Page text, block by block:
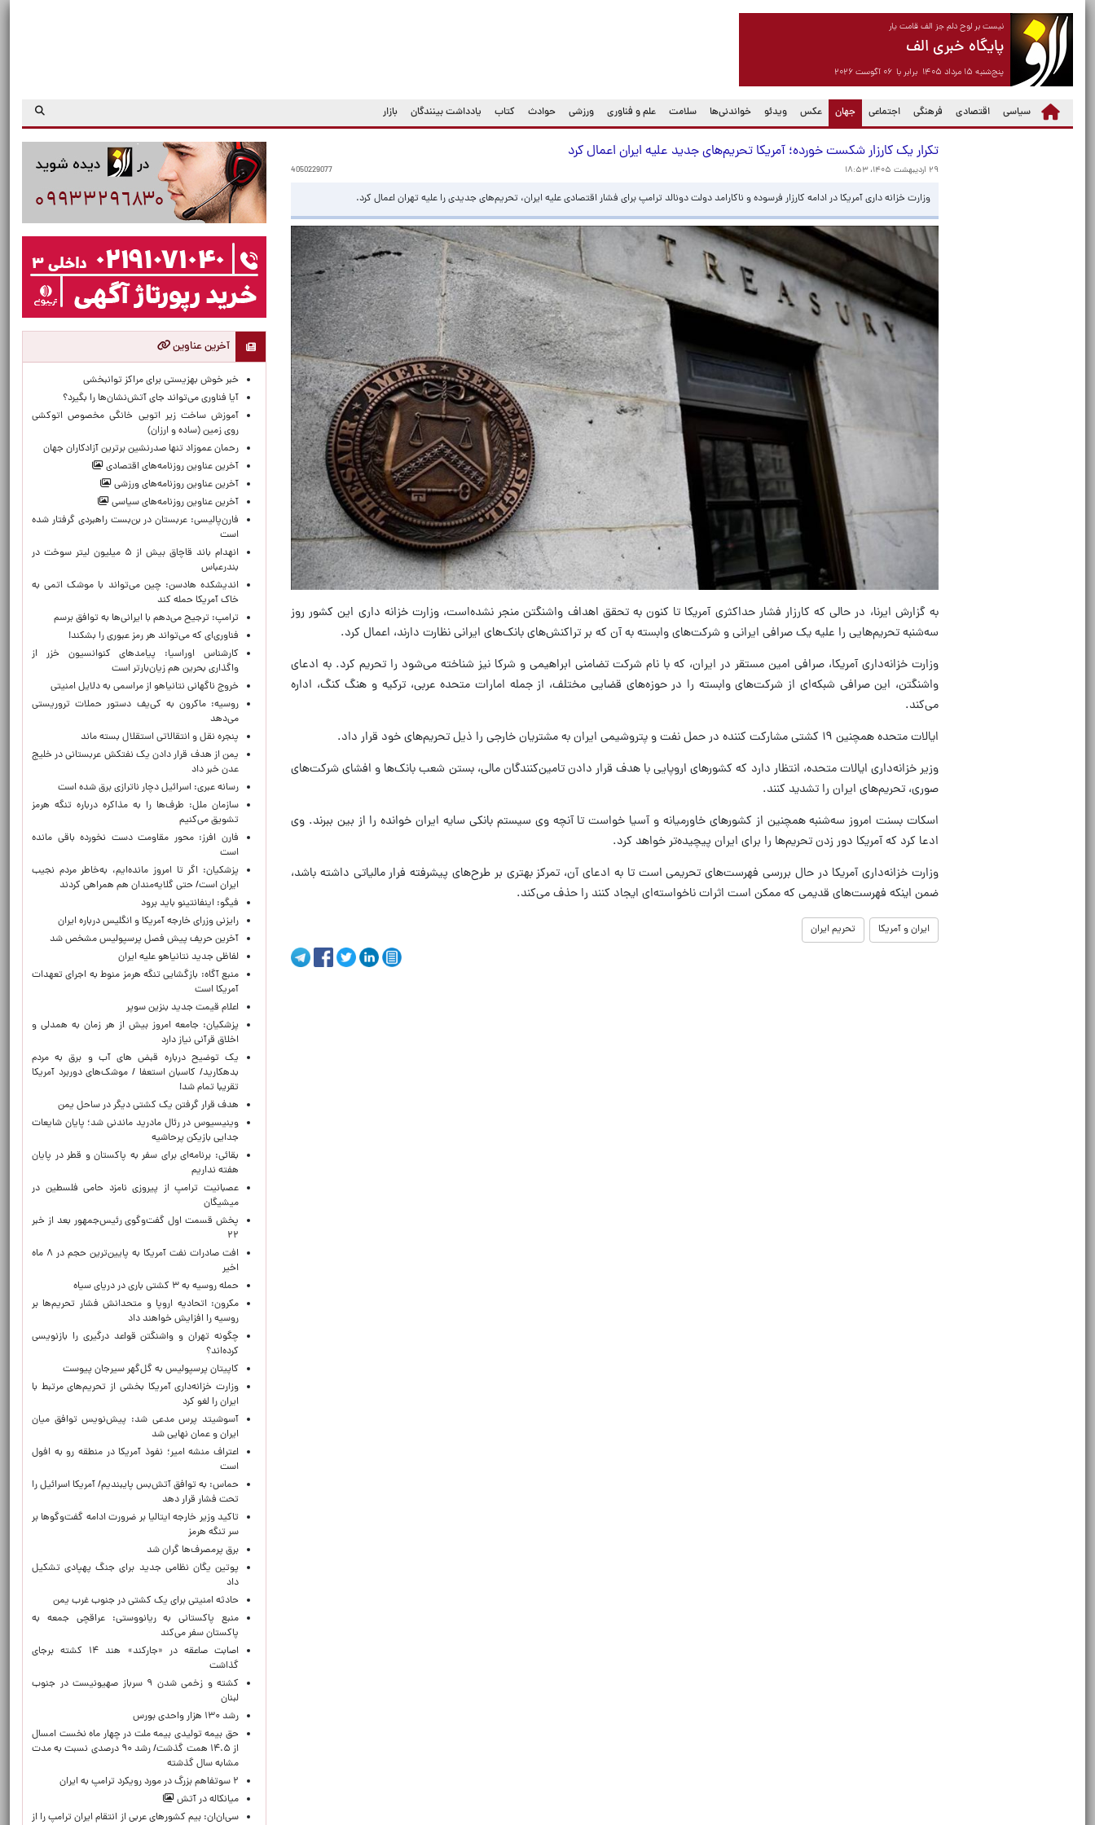
نیست بر لوح دلم جز الف قامت یار
پایگاه خبری الف
پنج‌شنبه ۱۵ مرداد ۱۴۰۵ برابر با ۰۶ آگوست ۲۰۲۶
سیاسی اقتصادی فرهنگی اجتماعی جهان
(current) عکس ویدئو خواندنی‌ها سلامت علم و فناوری ورزشی حوادث کتاب یادداشت بینندگان بازار
تکرار یک کارزار شکست خورده؛ آمریکا تحریم‌های جدید علیه ایران اعمال کرد
۲۹ اردیبهشت ۱۴۰۵، ۱۸:۵۳ 4050229077
وزارت خزانه داری آمریکا در ادامه کارزار فرسوده و ناکارامد دولت دونالد ترامپ برای فشار اقتصادی علیه ایران، تحریم‌های جدیدی را علیه تهران اعمال کرد.
به گزارش ایرنا، در حالی که کارزار فشار حداکثری آمریکا تا کنون به تحقق اهداف واشنگتن منجر نشده‌است، وزارت خزانه داری این کشور روز
سه‌شنبه تحریم‌هایی را علیه یک صرافی ایرانی و شرکت‌های وابسته به آن که بر تراکنش‌های بانک‌های ایرانی نظارت دارند، اعمال کرد.
وزارت خزانه‌داری آمریکا، صرافی امین مستقر در ایران، که با نام شرکت تضامنی ابراهیمی و شرکا نیز شناخته می‌شود را تحریم کرد. به ادعای
واشنگتن، این صرافی شبکه‌ای از شرکت‌های وابسته را در حوزه‌های قضایی مختلف، از جمله امارات متحده عربی، ترکیه و هنگ کنگ، اداره
می‌کند.
ایالات متحده همچنین ۱۹ کشتی مشارکت کننده در حمل نفت و پتروشیمی ایران به مشتریان خارجی را ذیل تحریم‌های خود قرار داد.
وزیر خزانه‌داری ایالات متحده، انتظار دارد که کشورهای اروپایی با هدف قرار دادن تامین‌کنندگان مالی، بستن شعب بانک‌ها و افشای شرکت‌های
صوری، تحریم‌های ایران را تشدید کنند.
اسکات بسنت امروز سه‌شنبه همچنین از کشورهای خاورمیانه و آسیا خواست تا آنچه وی سیستم بانکی سایه ایران خوانده را از بین ببرند. وی
ادعا کرد که آمریکا دور زدن تحریم‌ها را برای ایران پیچیده‌تر خواهد کرد.
وزارت خزانه‌داری آمریکا در حال بررسی فهرست‌های تحریمی است تا به ادعای آن، تمرکز بهتری بر طرح‌های پیشرفته فرار مالیاتی داشته باشد،
ضمن اینکه فهرست‌های قدیمی که ممکن است اثرات ناخواسته‌ای ایجاد کنند را حذف می‌کند.
ایران و آمریکا تحریم ایران
آخرین عناوین
خبر خوش بهزیستی برای مراکز توانبخشی
آیا فناوری می‌تواند جای آتش‌نشان‌ها را بگیرد؟
آموزش ساخت زیر اتویی خانگی مخصوص اتوکشی
روی زمین (ساده و ارزان)
رحمان عموزاد تنها صدرنشین برترین آزادکاران جهان
آخرین عناوین روزنامه‌های اقتصادی
آخرین عناوین روزنامه‌های ورزشی
آخرین عناوین روزنامه‌های سیاسی
فارن‌پالیسی: عربستان در بن‌بست راهبردی گرفتار شده
است
انهدام باند قاچاق بیش از ۵ میلیون لیتر سوخت در
بندرعباس
اندیشکده هادسن: چین می‌تواند با موشک اتمی به
خاک آمریکا حمله کند
ترامپ: ترجیح می‌دهم با ایرانی‌‌ها به توافق برسم
فناوری‌ای که می‌تواند هر رمز عبوری را بشکند!
کارشناس اوراسیا: پیامدهای کنوانسیون خزر از
واگذاری بحرین هم زیان‌بارتر است
خروج ناگهانی نتانیاهو از مراسمی به دلایل امنیتی
روسیه: ماکرون به کی‌یف دستور حملات تروریستی
می‌دهد
پنجره‌ نقل و انتقالاتی استقلال بسته ماند
یمن از هدف قرار دادن یک نفتکش عربستانی در خلیج
عدن خبر داد
رسانه عبری: اسرائیل دچار ناترازی برق شده است
سازمان ملل: طرف‌ها را به مذاکره درباره تنگه هرمز
تشویق می‌کنیم
فارن افرز: محور مقاومت دست نخورده باقی مانده
است
پزشکیان: اگر تا امروز مانده‌ایم، به‌خاطر مردم نجیب
ایران است/ حتی گلایه‌مندان هم همراهی کردند
فیگو: اینفانتینو باید برود
رایزنی وزرای خارجه آمریکا و انگلیس درباره ایران
آخرین حریف پیش فصل پرسپولیس مشخص شد
لفاظی جدید نتانیاهو علیه ایران
منبع آگاه: بازگشایی تنگه هرمز منوط به اجرای تعهدات
آمریکا است
اعلام قیمت جدید بنزین سوپر
پزشکیان: جامعه امروز بیش از هر زمان به همدلی و
اخلاق قرآنی نیاز دارد
یک توضیح درباره قبض های آب و برق به مردم
بدهکارید/ کاسبان استعفا / موشک‌های دوربرد آمریکا
تقریبا تمام شد!
هدف قرار گرفتن یک کشتی دیگر در ساحل یمن
وینیسیوس در رئال مادرید ماندنی شد؛ پایان شایعات
جدایی بازیکن پرحاشیه
بقائی: برنامه‌ای برای سفر به پاکستان و قطر در پایان
هفته نداریم
عصبانیت ترامپ از پیروزی نامزد حامی فلسطین در
میشیگان
پخش قسمت اول گفت‌وگوی رئیس‌جمهور بعد از خبر
۲۲
افت صادرات نفت آمریکا به پایین‌ترین حجم در ۸ ماه
اخیر
حمله روسیه به ۳ کشتی باری در دریای سیاه
مکرون: اتحادیه اروپا و متحدانش فشار تحریم‌ها بر
روسیه را افزایش خواهند داد
چگونه تهران و واشنگتن قواعد درگیری را بازنویسی
کرده‌اند؟
کاپیتان پرسپولیس به گل‌گهر سیرجان پیوست
وزارت خزانه‌داری آمریکا بخشی از تحریم‌های مرتبط با
ایران را لغو کرد
آسوشیتد پرس مدعی شد: پیش‌نویس توافق میان
ایران و عمان نهایی شد
اعتراف منشه امیر؛ نفوذ آمریکا در منطقه رو به افول
است
حماس: به توافق آتش‌بس پایبندیم/ آمریکا اسرائیل را
تحت فشار قرار دهد
تاکید وزیر خارجه ایتالیا بر ضرورت ادامه گفت‌وگوها بر
سر تنگه هرمز
برق پرمصرف‌ها گران شد
پوتین یگان نظامی جدید برای جنگ پهپادی تشکیل
داد
حادثه امنیتی برای یک کشتی در جنوب غرب یمن
منبع پاکستانی به ریانووستی: عراقچی جمعه به
پاکستان سفر می‌کند
اصابت صاعقه در «جارکند» هند ۱۴ کشته برجای
گذاشت
کشته و زخمی شدن ۹ سرباز صهیونیست در جنوب
لبنان
رشد ۱۳۰ هزار واحدی بورس
حق بیمه تولیدی بیمه ملت در چهار ماه نخست امسال
از ۱۴.۵ همت گذشت/ رشد ۹۰ درصدی نسبت به مدت
مشابه سال گذشته
۲ سوتفاهم بزرگ در مورد رویکرد ترامپ به ایران
میانکاله در آتش
سی‌ان‌ان: بیم کشورهای عربی از انتقام ایران ترامپ را از